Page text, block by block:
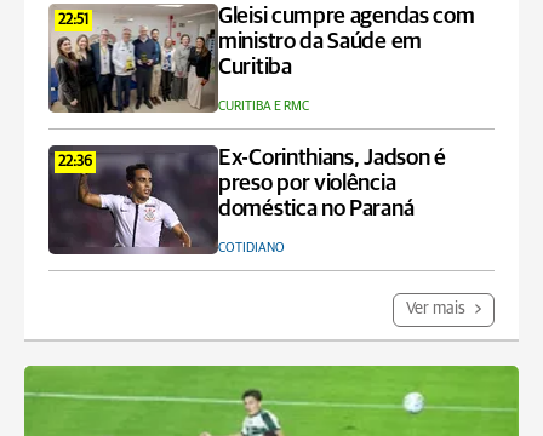
22:51
Gleisi cumpre agendas com
ministro da Saúde em
Curitiba
CURITIBA E RMC
22:36
Ex-Corinthians, Jadson é
preso por violência
doméstica no Paraná
COTIDIANO
Ver mais